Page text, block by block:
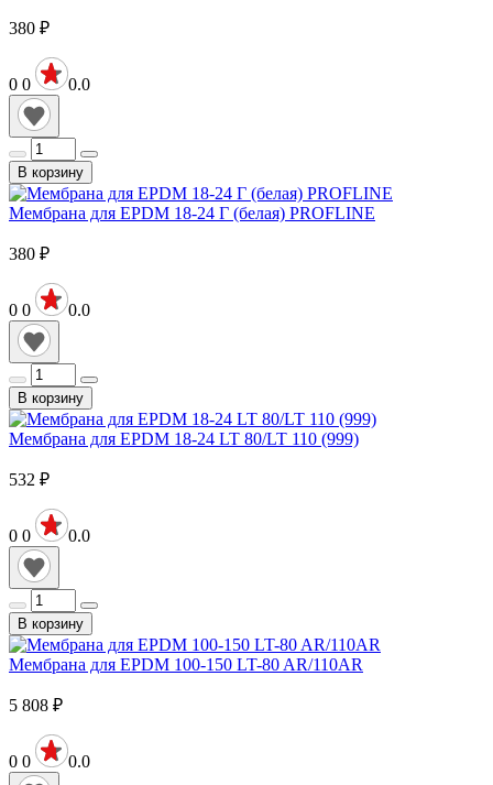
380 ₽
0 0 0.0
В корзину
Мембрана для EPDM 18-24 Г (белая) PROFLINE
380 ₽
0 0 0.0
В корзину
Мембрана для EPDM 18-24 LT 80/LT 110 (999)
532 ₽
0 0 0.0
В корзину
Мембрана для EPDM 100-150 LT-80 AR/110AR
5 808 ₽
0 0 0.0